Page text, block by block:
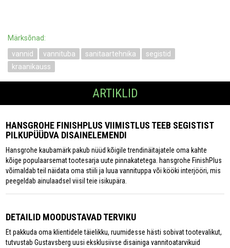
Märksõnad:
vannid
vannituba sanitaartehnika
segistid
kraanikauss
ARTIKLID
HANSGROHE FINISHPLUS VIIMISTLUS TEEB SEGISTIST
PILKUPÜÜDVA DISAINELEMENDI
Hansgrohe kaubamärk pakub nüüd kõigile trendinäitajatele oma kahte
kõige populaarsemat tootesarja uute pinnakatetega. hansgrohe FinishPlus
võimaldab teil näidata oma stiili ja luua vannituppa või kööki interjööri, mis
peegeldab ainulaadsel viisil teie isikupära.
DETAILID MOODUSTAVAD TERVIKU
Et pakkuda oma klientidele täielikku, ruumidesse hästi sobivat tootevalikut,
tutvustab Gustavsberg uusi eksklusiivse disainiga vannitoatarvikuid